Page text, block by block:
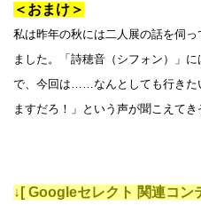
＜おまけ＞
私は昨年の秋には二人展の話を伺
ました。「詩穂音（シフォン）」
で、今回は……なんとしても行きた
ますだろ！」という声が聞こえてき
↓[ Googleセレクト 関連コン